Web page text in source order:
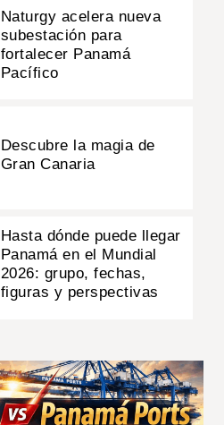
Naturgy acelera nueva
subestación para
fortalecer Panamá
Pacífico
Descubre la magia de
Gran Canaria
Hasta dónde puede llegar
Panamá en el Mundial
2026: grupo, fechas,
figuras y perspectivas